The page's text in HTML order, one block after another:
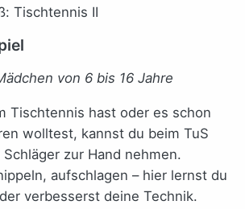
von 6 bis 16 Jahre
Tischtennis hast oder es schon
wolltest, kannst du beim TuS
zur Hand nehmen.
aufschlagen – hier lernst du
verbesserst deine Technik.